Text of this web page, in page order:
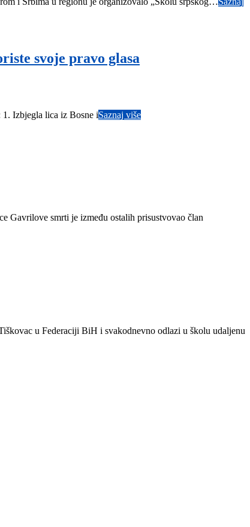
svoje pravo glasa
Izbjegla lica iz Bosne iSaznaj više
Gavrilove smrti je između ostalih prisustvovao član
u Federaciji BiH i svakodnevno odlazi u školu udaljenu